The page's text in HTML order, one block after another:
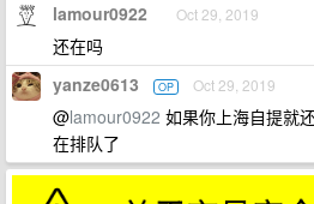
lamour0922 Oct 29, 2019
还在吗
yanze0613 OP Oct 29, 2019
@lamour0922 如果你上海自提就
在排队了